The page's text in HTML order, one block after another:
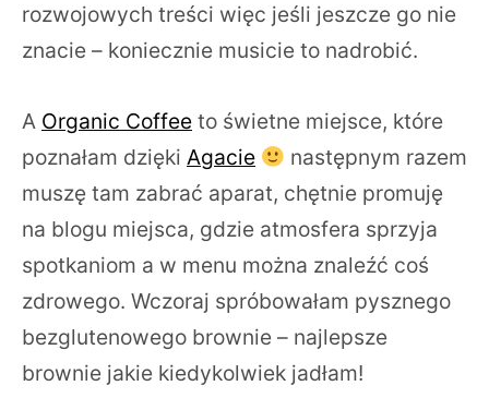
rozwojowych treści więc jeśli jeszcze go nie
znacie – koniecznie musicie to nadrobić.
A Organic Coffee to świetne miejsce, które
poznałam dzięki Agacie
następnym razem
muszę tam zabrać aparat, chętnie promuję
na blogu miejsca, gdzie atmosfera sprzyja
spotkaniom a w menu można znaleźć coś
zdrowego. Wczoraj spróbowałam pysznego
bezglutenowego brownie – najlepsze
brownie jakie kiedykolwiek jadłam!